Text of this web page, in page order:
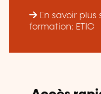
En savoir plus
formation: ETIC